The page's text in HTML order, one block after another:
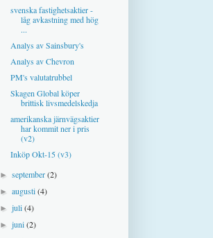
svenska fastighetsaktier -
låg avkastning med hög
...
Analys av Sainsbury's
Analys av Chevron
PM's valutatrubbel
Skagen Global köper
brittisk livsmedelskedja
amerikanska järnvägsaktier
har kommit ner i pris
(v2)
Inköp Okt-15 (v3)
►september(2)
►augusti(4)
►juli(4)
►juni(2)